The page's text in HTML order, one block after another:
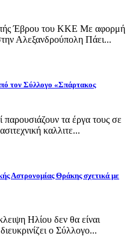
Έβρου του ΚΚΕ Με αφορμή
Αλεξανδρούπολη Πάει...
τον Σύλλογο «Σπάρτακος
τα έργα τους σε
καλλιτε...
Αστρονομίας Θράκης σχετικά με
Ηλίου δεν θα είναι
ο Σύλλογο...